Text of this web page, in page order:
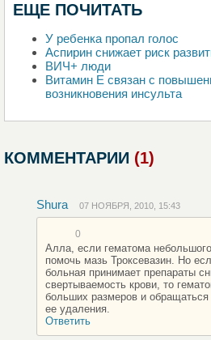
ЕЩЕ ПОЧИТАТЬ
У ребенка пропал голос
Аспирин снижает риск
ВИЧ+ люди
Витамин Е связан с
возникновения инсульта
КОММЕНТАРИИ (1)
Shura 07 НОЯБРЯ, 2010, 15:43
0
Алла, если гематома
помочь мазь Троксевазин. Но
больная принимает препараты
свертываемость крови, то
больших размеров и обращаться
ее удаления.
Ответить